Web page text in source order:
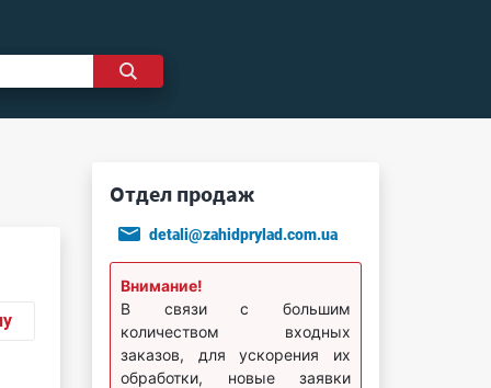
Отдел продаж
detali@zahidprylad.com.ua
Внимание!
В связи с большим
количеством входных
заказов, для ускорения их
обработки, новые заявки